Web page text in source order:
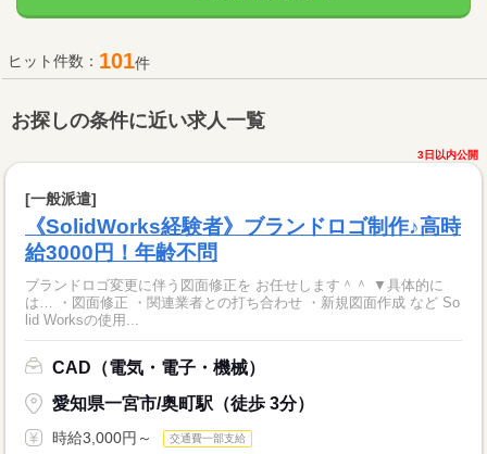
ヒット件数： 101件
お探しの条件に近い求人一覧
3日以内公開
[一般派遣]
《SolidWorks経験者》ブランドロゴ制作♪高時
給3000円！年齢不問
ブランドロゴ変更に伴う図面修正を お任せします＾＾ ▼具体的に
は… ・図面修正 ・関連業者との打ち合わせ ・新規図面作成 など So
lid Worksの使用...
CAD（電気・電子・機械）
愛知県一宮市/奥町駅（徒歩 3分）
時給3,000円～ 交通費一部支給